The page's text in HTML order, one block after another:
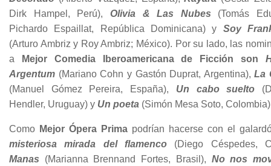
Dirk Hampel, Perú), Olivia & Las Nubes (Tomás
Pichardo Espaillat, República Dominicana) y Soy
(Arturo Ambriz y Roy Ambriz; México). Por su lado, las
a
Mejor Comedia Iberoamericana de Ficción son
Argentum (Mariano Cohn y Gastón Duprat, Argentina),La
(Manuel Gómez Pereira, España), Un cabo suelto
Hendler, Uruguay) y Un poeta (Simón Mesa Soto,
Como Mejor Ópera Prima podrían hacerse con el
misteriosa mirada del flamenco (Diego Céspedes,
Manas (Marianna Brennand Fortes, Brasil), No nos